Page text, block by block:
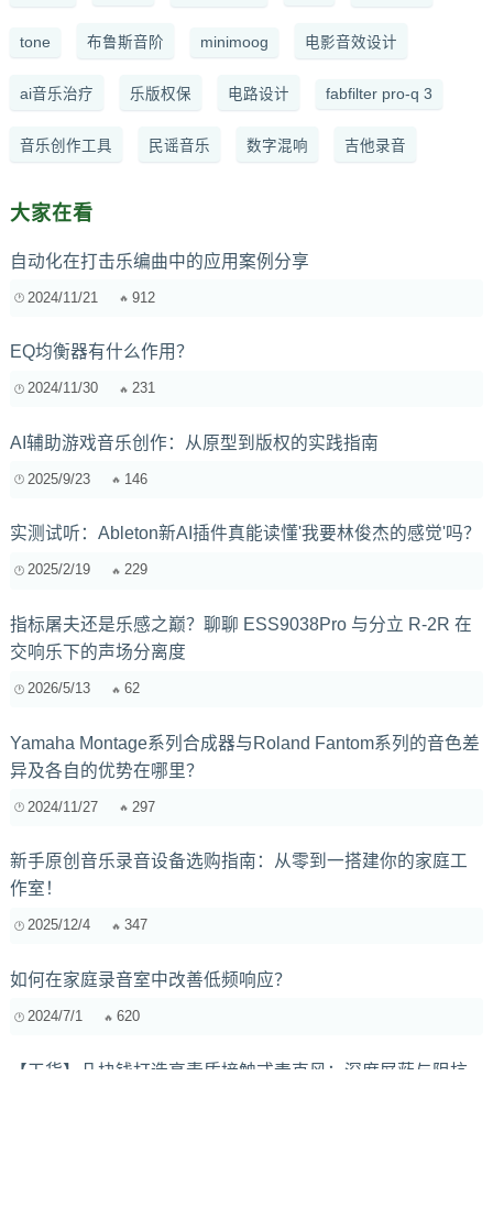
tone 布鲁斯音阶 minimoog 电影音效设计
ai音乐治疗 乐版权保 电路设计 fabfilter pro-q 3
音乐创作工具 民谣音乐 数字混响 吉他录音
大家在看
自动化在打击乐编曲中的应用案例分享
2024/11/21 912
EQ均衡器有什么作用？
2024/11/30 231
AI辅助游戏音乐创作：从原型到版权的实践指南
2025/9/23 146
实测试听：Ableton新AI插件真能读懂'我要林俊杰的感觉'吗？
2025/2/19 229
指标屠夫还是乐感之巅？聊聊 ESS9038Pro 与分立 R-2R 在
交响乐下的声场分离度
2026/5/13 62
Yamaha Montage系列合成器与Roland Fantom系列的音色差
异及各自的优势在哪里？
2024/11/27 297
新手原创音乐录音设备选购指南：从零到一搭建你的家庭工
作室！
2025/12/4 347
如何在家庭录音室中改善低频响应？
2024/7/1 620
【干货】几块钱打造高素质接触式麦克风：深度屏蔽与阻抗